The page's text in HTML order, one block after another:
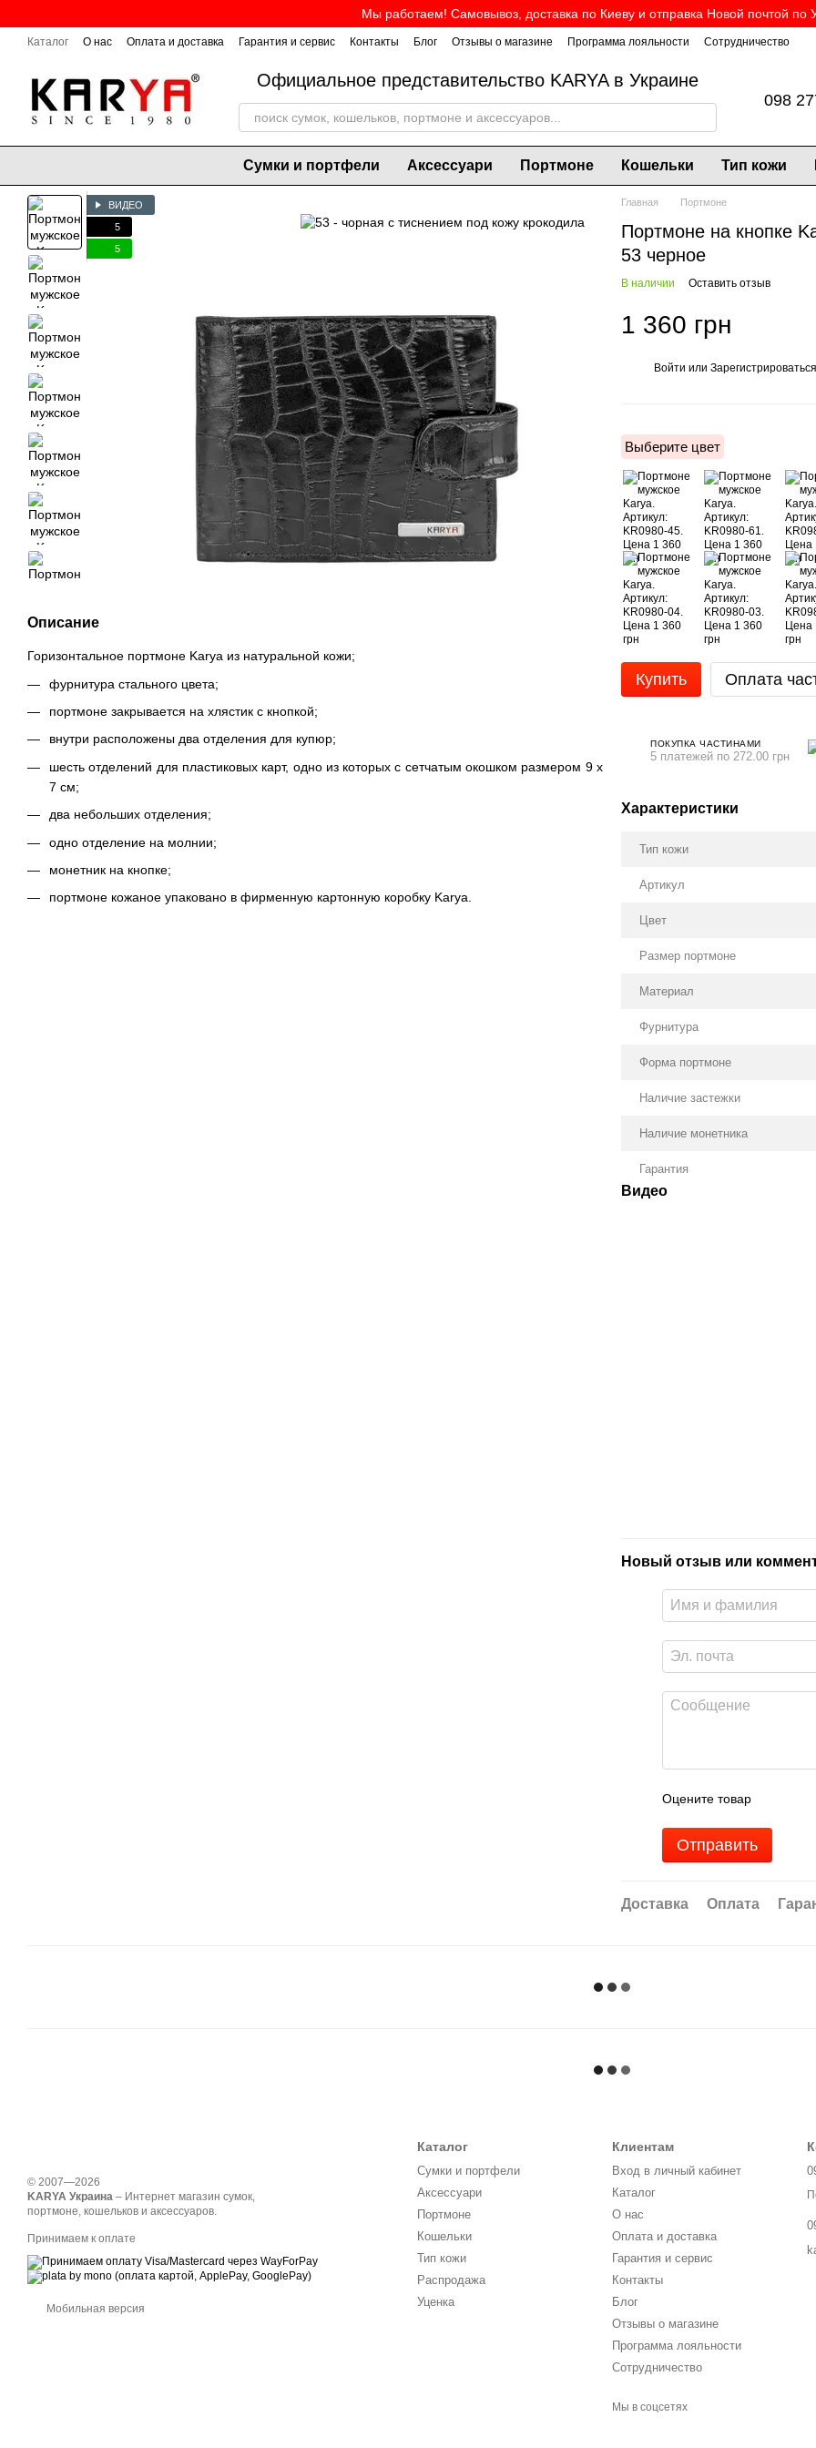
Мы работаем! Самовывоз, доставка по Киеву и отправка Новой почтой по
Каталог О нас Оплата и доставка Гарантия и сервис Контакты Блог Отзывы о магазине Программа лояльности Сотрудничество
Официальное представительство KARYA в Украине
098
Сумки и портфели Аксессуари Портмоне Кошельки Тип кожи
ВИДЕО
5
5
Описание
Горизонтальное портмоне Karya из натуральной кожи;
фурнитура стального цвета;
портмоне закрывается на хлястик с кнопкой;
внутри расположены два отделения для купюр;
шесть отделений для пластиковых карт, одно из которых с сетчатым окошком размером 9 х
7 см;
два небольших отделения;
одно отделение на молнии;
монетник на кнопке;
портмоне кожаное упаковано в фирменную картонную коробку Karya.
Главная Портмоне
Портмоне на кнопке
53 черное
В наличии Оставить отзыв
1 360 грн
Войти или Зарегистрироваться
Выберите цвет
Купить Оплата
ПОКУПКА ЧАСТИНАМИ
5 платежей по 272.00 грн
Характеристики
Тип кожи
Артикул
Цвет
Размер портмоне
Материал
Фурнитура
Форма портмоне
Наличие застежки
Наличие монетника
Гарантия
Видео
Новый отзыв или
Оцените товар
Отправить
Доставка Оплата
© 2007—2026
KARYA Украина – Интернет магазин сумок,
портмоне, кошельков и аксессуаров.
Принимаем к оплате
Мобильная версия
Каталог
Сумки и портфели
Аксессуари
Портмоне
Кошельки
Тип кожи
Распродажа
Уценка
Клиентам
Вход в личный кабинет
Каталог
О нас
Оплата и доставка
Гарантия и сервис
Контакты
Блог
Отзывы о магазине
Программа лояльности
Сотрудничество
Мы в соцсетях